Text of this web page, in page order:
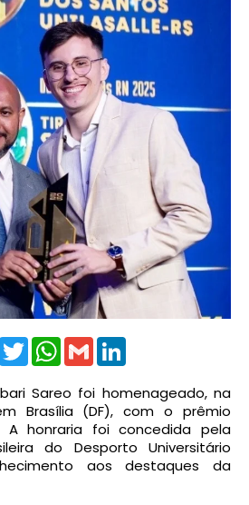
Facebook
TwitterWhatsApp
Gmail
Sareo foi homenageado, na
Brasília (DF), com o prêmio
A honraria foi concedida pela
do Desporto Universitário
aos destaques da